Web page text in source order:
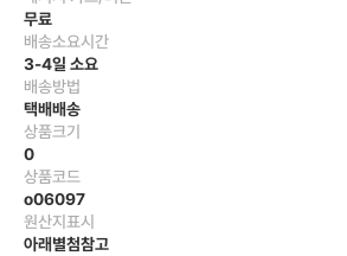
무료
배송소요시간
3-4일 소요
배송방법
택배배송
상품크기
0
상품코드
o06097
원산지표시
아래별첨참고